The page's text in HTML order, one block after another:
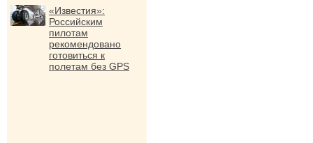
«Известия»:
Российским
пилотам
рекомендовано
готовиться к
полетам без GPS